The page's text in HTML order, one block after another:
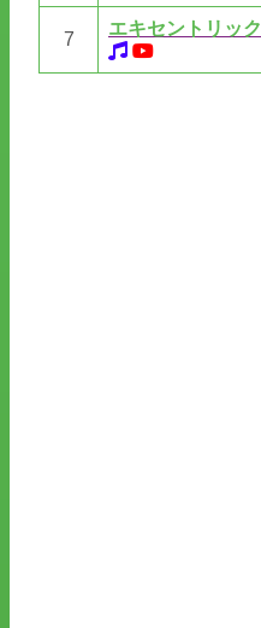
7
エキセントリック